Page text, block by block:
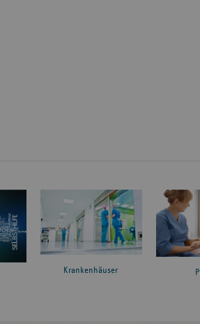
Krankenhäuser